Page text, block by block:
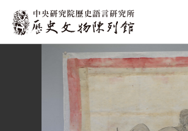
:::